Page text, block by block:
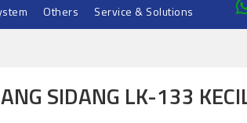
Others Service & Solutions
SIDANG LK-133